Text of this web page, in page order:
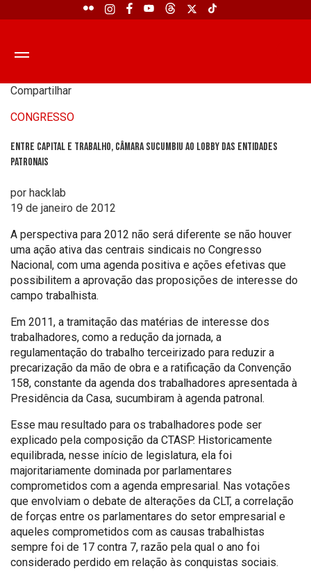
Compartilhar
CONGRESSO
Entre capital e trabalho, Câmara sucumbiu ao lobby das entidades
patronais
por hacklab
19 de janeiro de 2012
A perspectiva para 2012 não será diferente se não houver
uma ação ativa das centrais sindicais no Congresso
Nacional, com uma agenda positiva e ações efetivas que
possibilitem a aprovação das proposições de interesse do
campo trabalhista.
Em 2011, a tramitação das matérias de interesse dos
trabalhadores, como a redução da jornada, a
regulamentação do trabalho terceirizado para reduzir a
precarização da mão de obra e a ratificação da Convenção
158, constante da agenda dos trabalhadores apresentada à
Presidência da Casa, sucumbiram à agenda patronal.
Esse mau resultado para os trabalhadores pode ser
explicado pela composição da CTASP. Historicamente
equilibrada, nesse início de legislatura, ela foi
majoritariamente dominada por parlamentares
comprometidos com a agenda empresarial. Nas votações
que envolviam o debate de alterações da CLT, a correlação
de forças entre os parlamentares do setor empresarial e
aqueles comprometidos com as causas trabalhistas
sempre foi de 17 contra 7, razão pela qual o ano foi
considerado perdido em relação às conquistas sociais.